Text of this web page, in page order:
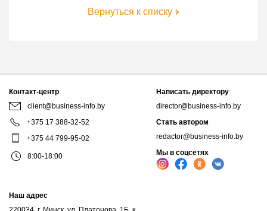
Вернуться к списку
Контакт-центр
client@business-info.by
+375 17 388-32-52
+375 44 799-95-02
8:00-18:00
Написать директору
director@business-info.by
Стать автором
redactor@business-info.by
Мы в соцсетях
Наш адрес